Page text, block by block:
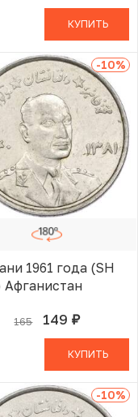
КУПИТЬ
-10%
1961 года (SH
Афганистан
165 149 руб.
В КОРЗИНЕ
КУПИТЬ
-10%